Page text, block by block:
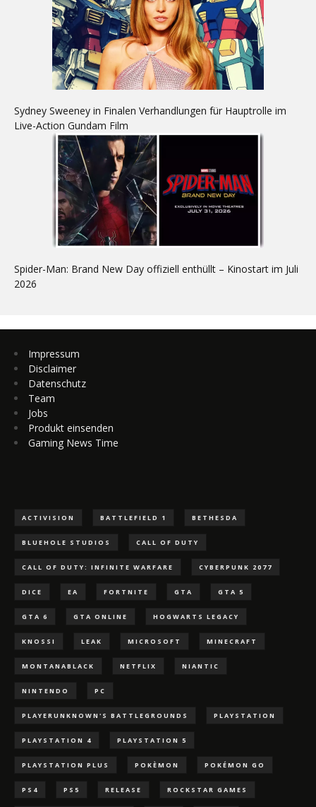
Sydney Sweeney in Finalen Verhandlungen für Hauptrolle im
Live-Action Gundam Film
Spider-Man: Brand New Day offiziell enthüllt – Kinostart im Juli
2026
Impressum
Disclaimer
Datenschutz
Team
Jobs
Produkt einsenden
Gaming News Time
ACTIVISION BATTLEFIELD 1 BETHESDA
BLUEHOLE STUDIOS CALL OF DUTY
CALL OF DUTY: INFINITE WARFARE CYBERPUNK 2077
DICE EA FORTNITE GTA GTA 5
GTA 6 GTA ONLINE HOGWARTS LEGACY
KNOSSI LEAK MICROSOFT MINECRAFT
MONTANABLACK NETFLIX NIANTIC
NINTENDO PC
PLAYERUNKNOWN'S BATTLEGROUNDS PLAYSTATION
PLAYSTATION 4 PLAYSTATION 5
PLAYSTATION PLUS POKÈMON POKÉMON GO
PS4 PS5 RELEASE ROCKSTAR GAMES